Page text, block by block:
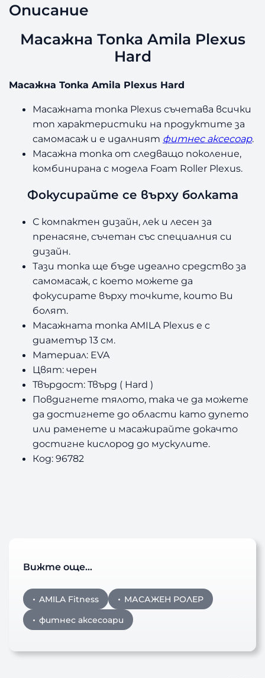
а
ж
Т
Описание
Масажна Топка Amila Plexus
Hard
Масажна Топка Amila Plexus Hard
Масажната топка Plexus съчетава всички
топ характеристики на продуктите за
самомасаж и е идалният фитнес аксесоар.
Масажна топка от следващо поколение,
комбинирана с модела Foam Roller Plexus.
Фокусирайте се върху болката
С компактен дизайн, лек и лесен за
пренасяне, съчетан със специалния си
дизайн.
Тази топка ще бъде идеално средство за
самомасаж, с което можете да
фокусирате върху точките, които Ви
болят.
Масажната топка AMILA Plexus е с
диаметър 13 см.
Материал: EVA
Цвят: черен
Твърдост: Твърд ( Hard )
Повдигнете тялото, така че да можете
да достигнете до области като дупето
или раменете и масажирайте докачто
достигне кислород до мускулите.
Код: 96782
Вижте още…
AMILA Fitness
МАСАЖЕН РОЛЕР
фитнес аксесоари